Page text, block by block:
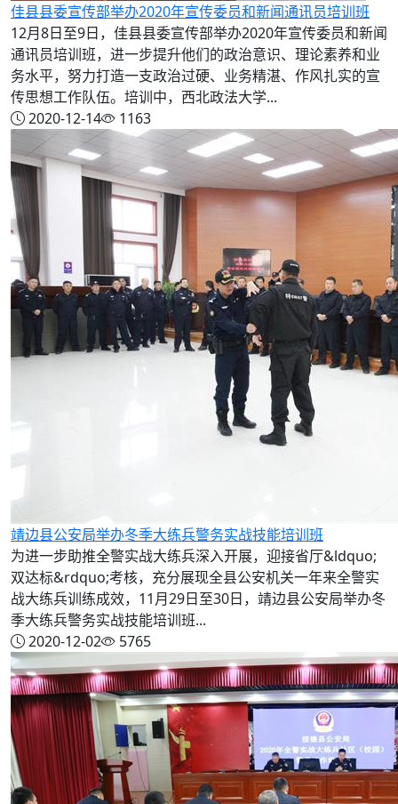
佳县县委宣传部举办2020年宣传委员和新闻通讯员培训班
12月8日至9日，佳县县委宣传部举办2020年宣传委员和新闻
通讯员培训班，进一步提升他们的政治意识、理论素养和业
务水平，努力打造一支政治过硬、业务精湛、作风扎实的宣
传思想工作队伍。培训中，西北政法大学...
2020-12-14
1163
靖边县公安局举办冬季大练兵警务实战技能培训班
为进一步助推全警实战大练兵深入开展，迎接省厅&ldquo;
双达标&rdquo;考核，充分展现全县公安机关一年来全警实
战大练兵训练成效，11月29日至30日，靖边县公安局举办冬
季大练兵警务实战技能培训班...
2020-12-02
5765